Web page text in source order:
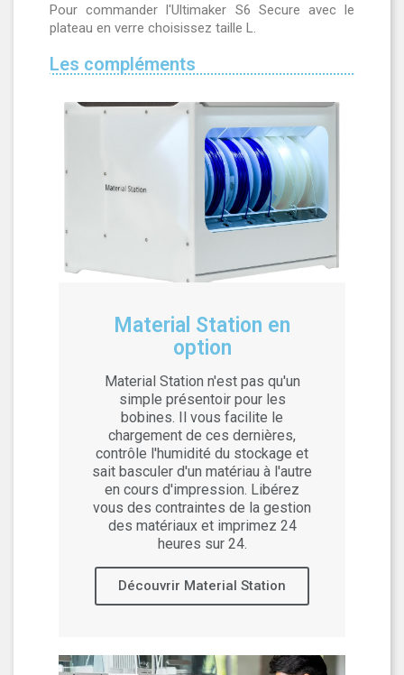
Pour commander l'Ultimaker S6 Secure avec le
plateau en verre choisissez taille L.
Les compléments
Material Station en
option
Material Station n'est pas qu'un
simple présentoir pour les
bobines. Il vous facilite le
chargement de ces dernières,
contrôle l'humidité du stockage et
sait basculer d'un matériau à l'autre
en cours d'impression. Libérez
vous des contraintes de la gestion
des matériaux et imprimez 24
heures sur 24.
Découvrir Material Station